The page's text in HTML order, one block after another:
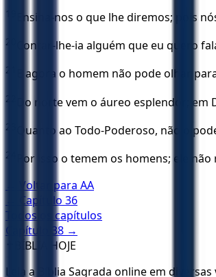
19 Ensina-nos o que lhe diremos; pois
20 Contar-lhe-ia alguém que eu quero
21 E agora o homem não pode olhar
22 Do norte vem o áureo esplendor;
23 Quanto ao Todo-Poderoso, não o
24
Por isso o temem os homens; ele
← Voltar para AA
← Capítulo 36
Todos os capítulos
Capítulo
38 →
BÍBLIA HOJE
Leia a Bíblia Sagrada online em